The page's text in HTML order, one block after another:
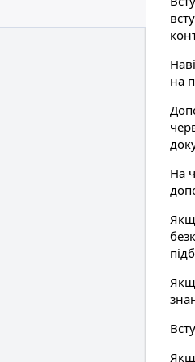
на
На